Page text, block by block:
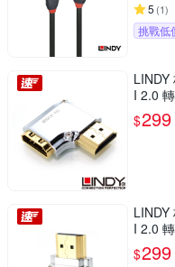
5 (1)
挑戰低
I 2.0
$299
I 2.0
$299